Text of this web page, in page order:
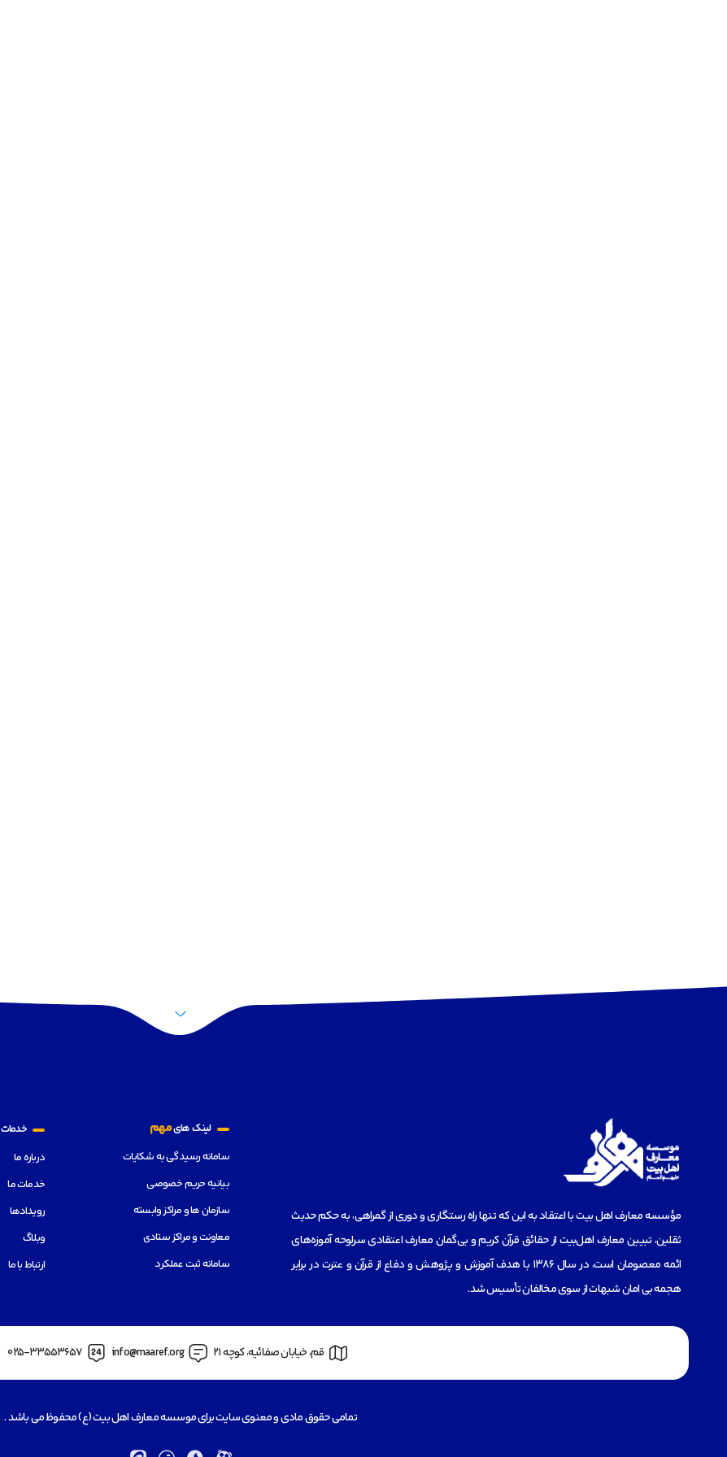
مؤسسه‌ معارف اهل بیت با اعتقاد به این که تنها راه رستگاری و دوری از گمراهی، به حکم حدیث
ثقلین، تبیین معارف اهل‌بیت از حقائق قرآن کریم و بی‌گمان معارف اعتقادی سرلوحه آموزه‌های
ائمه معصومان است، در سال 1386 با هدف آموزش و پژوهش و دفاع از قرآن و عترت در برابر
هجمه بی امان شبهات از سوی مخالفان تأسیس شد.
لینک هایمهم
سامانه رسیدگی به شکایات
بیانیه حریم خصوصی
سازمان ها و مراکز وابسته
معاونت و مراکز ستادی
سامانه ثبت عملکرد
خدمات
درباره ما
خدمات ما
رویدادها
وبلاگ
ارتباط با ما
قم، خیابان صفائیه، کوچه 21 info@maaref.org
025-33553657
تمامی حقوق مادی و معنوی سایت برای موسسه معارف اهل بیت (ع) محفوظ می باشد .